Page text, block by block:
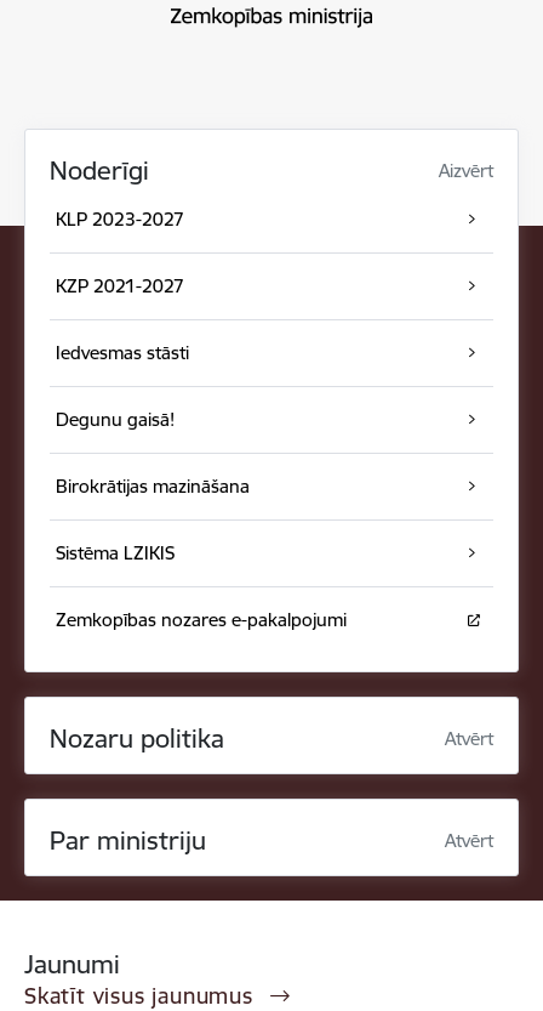
Noderīgi Aizvērt
KLP 2023-2027
KZP 2021-2027
Iedvesmas stāsti
Degunu gaisā!
Birokrātijas mazināšana
Sistēma LZIKIS
Zemkopības nozares e-pakalpojumi
Nozaru politika Atvērt
Par ministriju Atvērt
Jaunumi
Skatīt visus jaunumus